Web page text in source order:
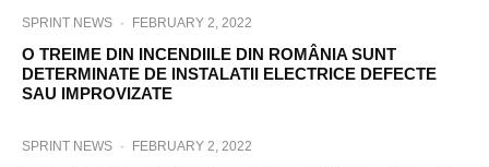
SPRINT NEWS · FEBRUARY 2, 2022
O TREIME DIN INCENDIILE DIN ROMÂNIA SUNT
DETERMINATE DE INSTALATII ELECTRICE DEFECTE
SAU IMPROVIZATE
SPRINT NEWS · FEBRUARY 2, 2022